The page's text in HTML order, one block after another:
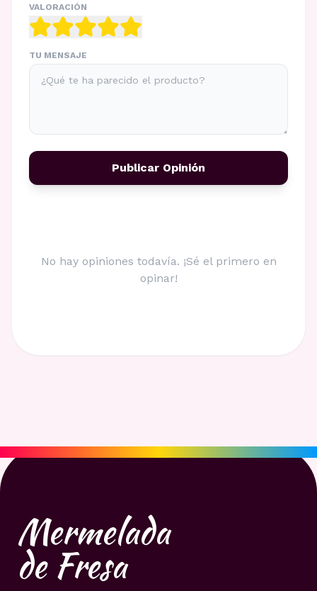
VALORACIÓN
TU MENSAJE
Publicar Opinión
No hay opiniones todavía. ¡Sé el primero en
opinar!
Mermelada
de Fresa